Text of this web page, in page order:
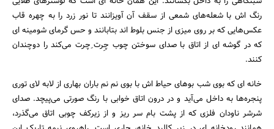
رنگ اش با شعله‌های شمعی از سقف آن آویزانند تا نور زرد را به چهره قاب
عکس‌هایی که بر روی میزی از جنس بلوط اند بتابانند و حس گرمای شومینه ای
که در گوشه ای از اتاق با صدای سوختن چوب چِرت ِچرت می‌کند را دوچندان
کنند.
خانه ای که بوی شب بوهای حیاط اش با بوی نم نم باران بهاری از لابه لای توری
پنجره‌ها به داخل می‌آید و در درون اتاق خوابی با رنگ صورتی می‌پیچد. صدای
شرشر ناودان فلزی که از پشت بام سر ریز و از زیرکف چوبی اتاق می‌گذرد،